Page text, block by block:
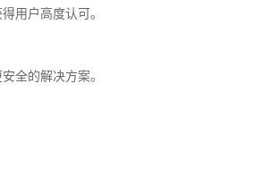
用户高度认可。
全的解决方案。